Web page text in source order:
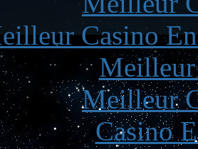
Casino
Meilleur
Meilleur
Casino